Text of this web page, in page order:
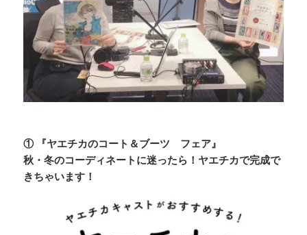
① 『ヤエチカのコート＆ブーツ フェア』
秋・冬のコーディネートに迷ったら！ヤエチカで完成で
きちゃいます！